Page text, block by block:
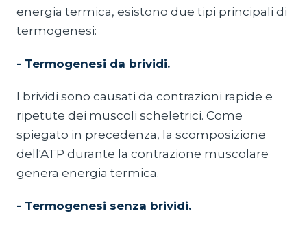
energia termica, esistono due tipi principali di
termogenesi:
- Termogenesi da brividi.
I brividi sono causati da contrazioni rapide e
ripetute dei muscoli scheletrici. Come
spiegato in precedenza, la scomposizione
dell'ATP durante la contrazione muscolare
genera energia termica.
- Termogenesi senza brividi.